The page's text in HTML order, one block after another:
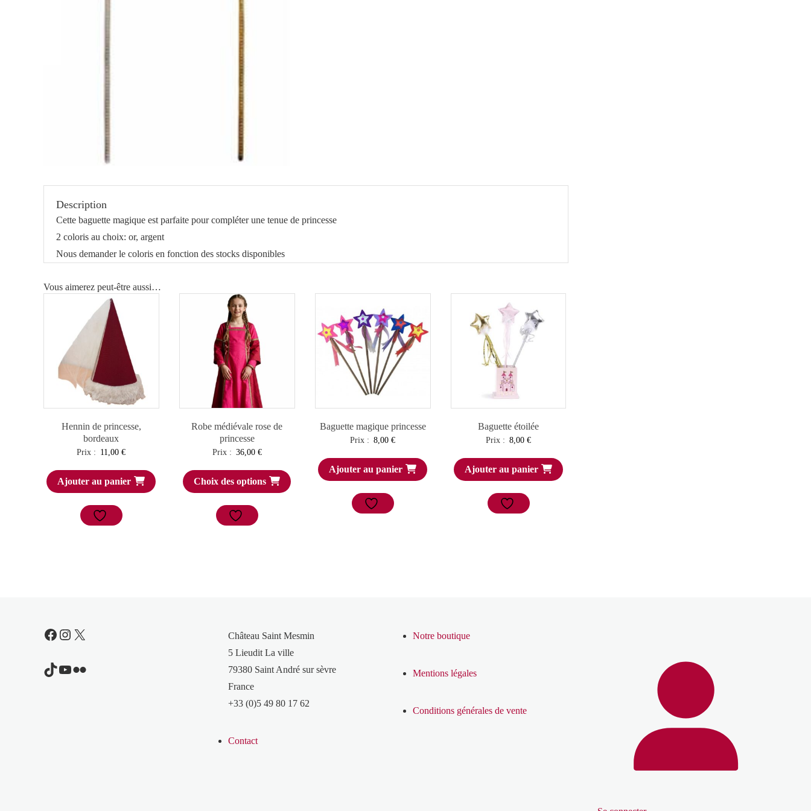
Description
Cette baguette magique est parfaite pour compléter une tenue de princesse
2 coloris au choix: or, argent
Nous demander le coloris en fonction des stocks disponibles
Vous aimerez peut-être aussi…
Hennin de princesse,
bordeaux
Prix : 11,00€
Ajouter au panier
Robe médiévale rose de
princesse
Prix : 36,00 €
Choix des options
Baguette magique princesse
Prix : 8,00€
Ajouter au panier
Baguette étoilée
Prix : 8,00€
Ajouter au panier
Facebook
Instagram
X
TikTok
YouTube
Flickr
Château Saint Mesmin
5 Lieudit La ville
79380 Saint André sur sèvre
France
+33 (0)5 49 80 17 62
Contact
Notre boutique
Mentions légales
Conditions générales de vente